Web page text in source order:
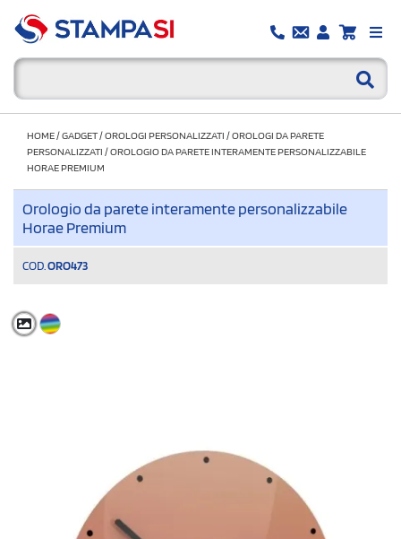
HOME/GADGET/OROLOGI PERSONALIZZATI /OROLOGI DA PARETE
PERSONALIZZATI /OROLOGIO DA PARETE INTERAMENTE PERSONALIZZABILE
HORAE PREMIUM
Orologio da parete interamente personalizzabile
Horae Premium
COD. ORO473